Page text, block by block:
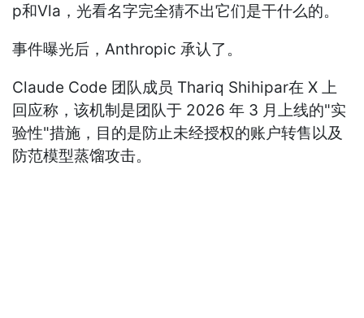
p和Vla，光看名字完全猜不出它们是干什么的。
事件曝光后，Anthropic 承认了。
Claude Code 团队成员 Thariq Shihipar在 X 上
回应称，该机制是团队于 2026 年 3 月上线的"实
验性"措施，目的是防止未经授权的账户转售以及
防范模型蒸馏攻击。